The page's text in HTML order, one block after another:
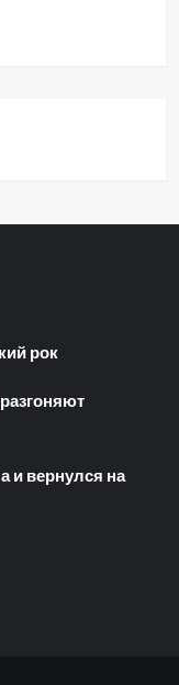
рок
и вернулся на